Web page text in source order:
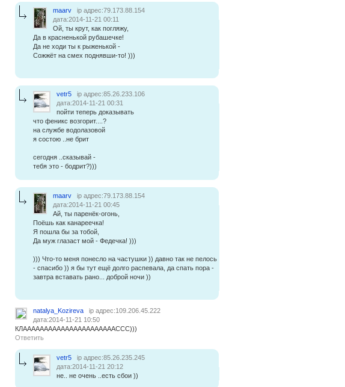
maarv
ip адрес:79.173.88.154
дата:2014-11-21 00:11
Ой, ты крут, как погляжу,
Да в красненькой рубашечке!
Да не ходи ты к рыженькой -
Сожжёт на смех поднявши-то! )))
vetr5
ip адрес:85.26.233.106
дата:2014-11-21 00:31
пойти теперь доказывать
что феникс возгорит....?
на службе водолазовой
я состою ..не брит
сегодня ..сказывай -
тебя это - бодрит?)))
maarv
ip адрес:79.173.88.154
дата:2014-11-21 00:45
Ай, ты паренёк-огонь,
Поёшь как канареечка!
Я пошла бы за тобой,
Да муж глазаст мой - Федечка! )))
))) Что-то меня понесло на частушки )) давно так не пелось
- спасибо )) я бы тут ещё долго распевала, да спать пора -
завтра вставать рано... доброй ночи ))
natalya_Kozireva
ip адрес:109.206.45.222
дата:2014-11-21 10:50
КЛААААААААААААААААААААААССС)))
Ответить
vetr5
ip адрес:85.26.235.245
дата:2014-11-21 20:12
не.. не очень ..есть сбои ))